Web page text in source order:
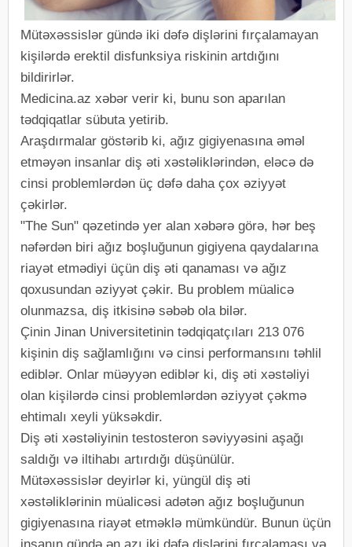
Mütəxəssislər gündə iki dəfə dişlərini fırçalamayan
kişilərdə erektil disfunksiya riskinin artdığını
bildirirlər.
Medicina.az xəbər verir ki, bunu son aparılan
tədqiqatlar sübuta yetirib.
Araşdırmalar göstərib ki, ağız gigiyenasına əməl
etməyən insanlar diş əti xəstəliklərindən, eləcə də
cinsi problemlərdən üç dəfə daha çox əziyyət
çəkirlər.
"The Sun" qəzetində yer alan xəbərə görə, hər beş
nəfərdən biri ağız boşluğunun gigiyena qaydalarına
riayət etmədiyi üçün diş əti qanaması və ağız
qoxusundan əziyyət çəkir. Bu problem müalicə
olunmazsa, diş itkisinə səbəb ola bilər.
Çinin Jinan Universitetinin tədqiqatçıları 213 076
kişinin diş sağlamlığını və cinsi performansını təhlil
ediblər. Onlar müəyyən ediblər ki, diş əti xəstəliyi
olan kişilərdə cinsi problemlərdən əziyyət çəkmə
ehtimalı xeyli yüksəkdir.
Diş əti xəstəliyinin testosteron səviyyəsini aşağı
saldığı və iltihabı artırdığı düşünülür.
Mütəxəssislər deyirlər ki, yüngül diş əti
xəstəliklərinin müalicəsi adətən ağız boşluğunun
gigiyenasına riayət etməklə mümkündür. Bunun üçün